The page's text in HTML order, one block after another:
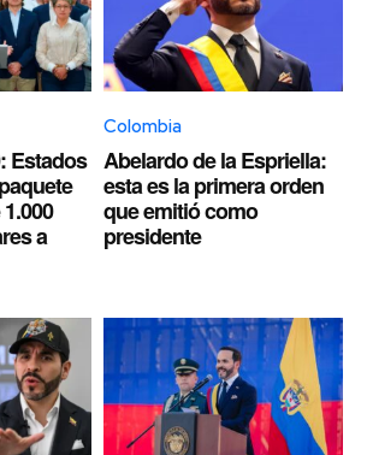
Estados
a
Colombia
Abelardo de la Espriella:
esta es la primera orden
que emitió como
presidente